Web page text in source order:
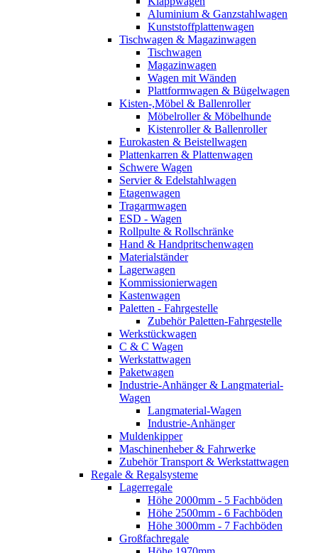
Aluminium & Ganzstahlwagen
Kunststoffplattenwagen
Tischwagen & Magazinwagen
Tischwagen
Magazinwagen
Wagen mit Wänden
Plattformwagen & Bügelwagen
Kisten-,Möbel & Ballenroller
Möbelroller & Möbelhunde
Kistenroller & Ballenroller
Eurokasten & Beistellwagen
Plattenkarren & Plattenwagen
Schwere Wagen
Servier & Edelstahlwagen
Etagenwagen
Tragarmwagen
ESD - Wagen
Rollpulte & Rollschränke
Hand & Handpritschenwagen
Materialständer
Lagerwagen
Kommissionierwagen
Kastenwagen
Paletten - Fahrgestelle
Zubehör Paletten-Fahrgestelle
Werkstückwagen
C & C Wagen
Werkstattwagen
Paketwagen
Industrie-Anhänger & Langmaterial-
Wagen
Langmaterial-Wagen
Industrie-Anhänger
Muldenkipper
Maschinenheber & Fahrwerke
Zubehör Transport & Werkstattwagen
Regale & Regalsysteme
Lagerregale
Höhe 2000mm - 5 Fachböden
Höhe 2500mm - 6 Fachböden
Höhe 3000mm - 7 Fachböden
Großfachregale